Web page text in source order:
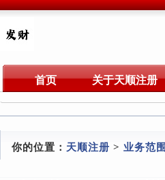
首页 关于天顺注册
你的位置： 天顺注册 > 业务范围